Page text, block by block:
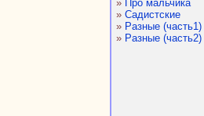
» Про мальчика
» Садистские
» Разные (часть1)
» Разные (часть2)